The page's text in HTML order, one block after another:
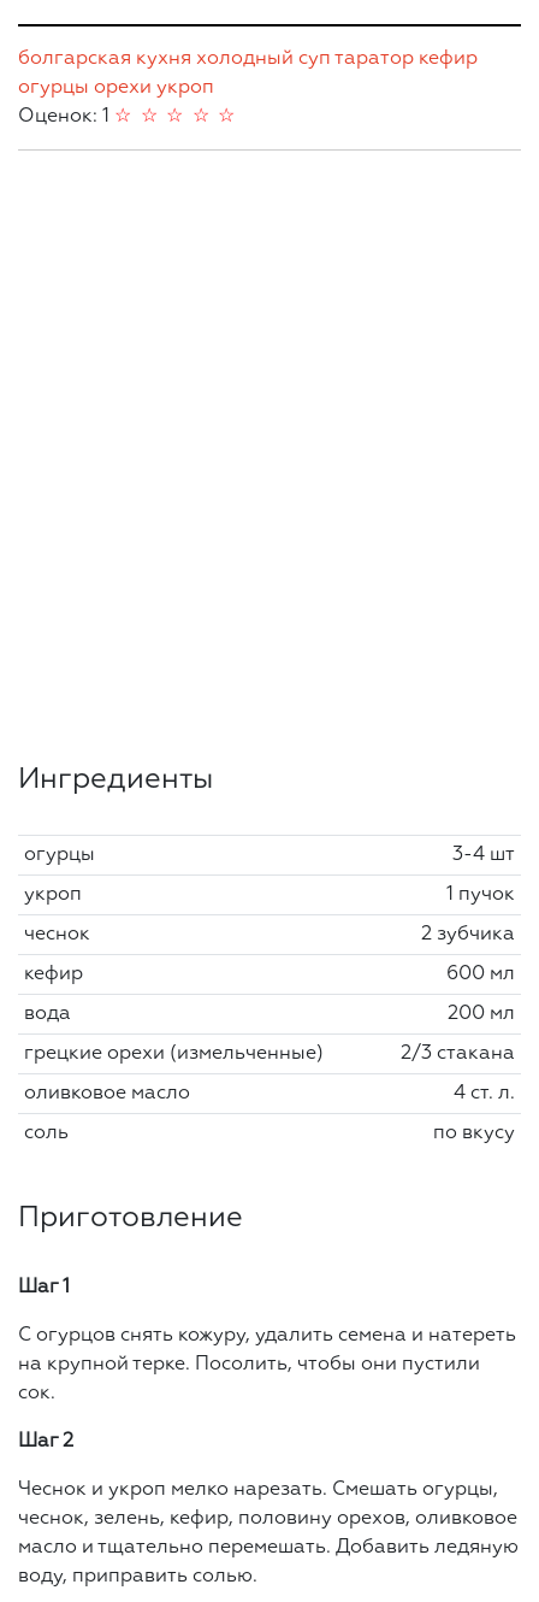
болгарская кухня холодный суп таратор кефир
огурцы орехи укроп
Оценок: 1
☆
☆
☆
☆
☆
Ингредиенты
огурцы 3-4 шт
укроп 1 пучок
чеснок 2 зубчика
кефир 600 мл
вода 200 мл
грецкие орехи (измельченные) 2/3 стакана
оливковое масло 4 ст. л.
соль по вкусу
Приготовление
Шаг 1
С огурцов снять кожуру, удалить семена и натереть
на крупной терке. Посолить, чтобы они пустили
сок.
Шаг 2
Чеснок и укроп мелко нарезать. Смешать огурцы,
чеснок, зелень, кефир, половину орехов, оливковое
масло и тщательно перемешать. Добавить ледяную
воду, приправить солью.